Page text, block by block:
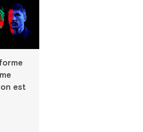
est